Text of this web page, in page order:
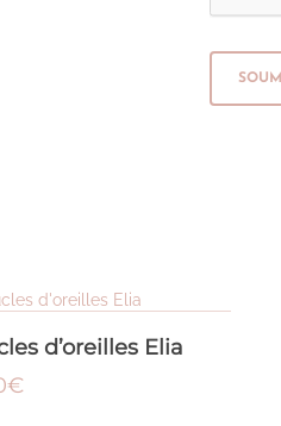
LIRE LA SUITE
d’oreilles Elia
€